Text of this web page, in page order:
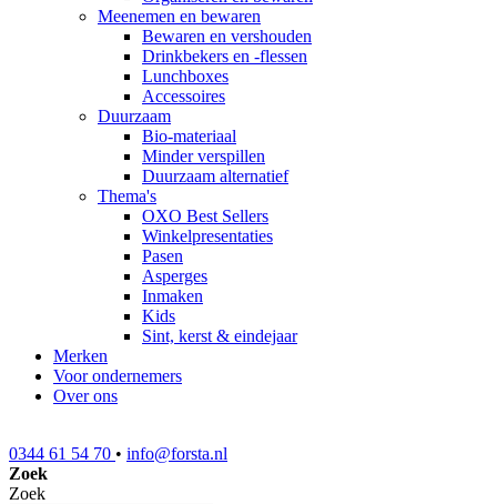
Meenemen en bewaren
Bewaren en vershouden
Drinkbekers en -flessen
Lunchboxes
Accessoires
Duurzaam
Bio-materiaal
Minder verspillen
Duurzaam alternatief
Thema's
OXO Best Sellers
Winkelpresentaties
Pasen
Asperges
Inmaken
Kids
Sint, kerst & eindejaar
Merken
Voor ondernemers
Over ons
0344 61 54 70 • info@forsta.nl
Zoek
Zoek